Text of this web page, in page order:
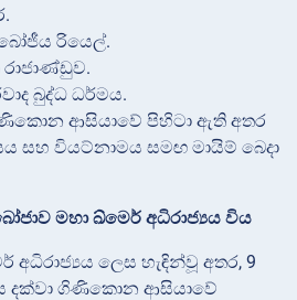
රියෙල්.
රාජාණ්ඩුව.
බුද්ධ ධර්මය.
ආසියාවේ පිහිටා ඇති අතර
සහ වියට්නාමය සමඟ මායිම් බෙදා
මහා ඛ්මෙර් අධිරාජ්‍යය විය
ලෙස හැඳින්වූ අතර, 9
දක්වා ගිණිකොන ආසියාවේ